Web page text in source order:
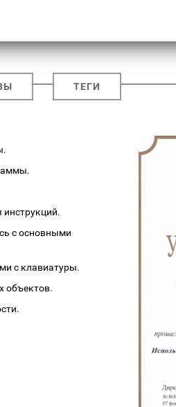
ТЕГИ
с основными
с клавиатуры.
объектов.